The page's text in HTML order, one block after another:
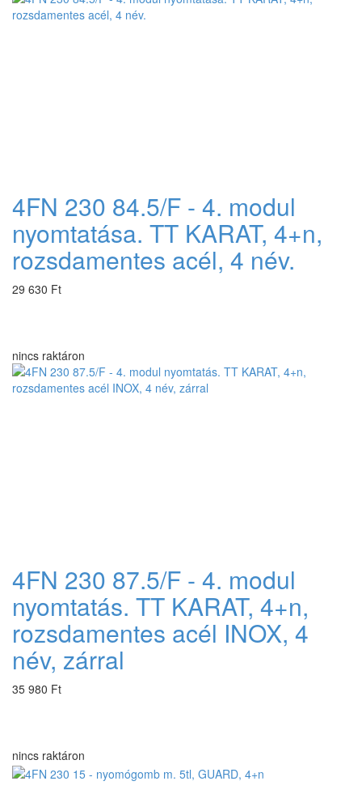
4FN 230 84.5/F - 4. modul
nyomtatása. TT KARAT, 4+n,
rozsdamentes acél, 4 név.
29 630 Ft
nincs raktáron
4FN 230 87.5/F - 4. modul
nyomtatás. TT KARAT, 4+n,
rozsdamentes acél INOX, 4
név, zárral
35 980 Ft
nincs raktáron